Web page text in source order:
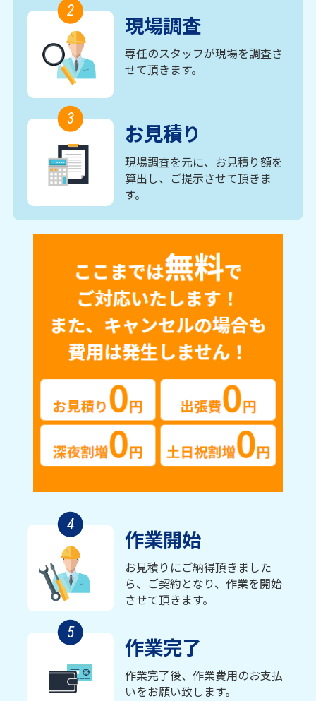
2
現場調査
専任のスタッフが現場を調査さ
せて頂きます。
3
お見積り
現場調査を元に、お見積り額を
算出し、ご提示させて頂きま
す。
4
作業開始
お見積りにご納得頂きました
ら、ご契約となり、作業を開始
させて頂きます。
5
作業完了
作業完了後、作業費用のお支払
いをお願い致します。